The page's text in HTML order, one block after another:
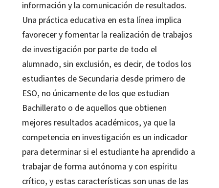
información y la comunicación de resultados.
Una práctica educativa en esta línea implica
favorecer y fomentar la realización de trabajos
de investigación por parte de todo el
alumnado, sin exclusión, es decir, de todos los
estudiantes de Secundaria desde primero de
ESO, no únicamente de los que estudian
Bachillerato o de aquellos que obtienen
mejores resultados académicos, ya que la
competencia en investigación es un indicador
para determinar si el estudiante ha aprendido a
trabajar de forma autónoma y con espíritu
crítico, y estas características son unas de las